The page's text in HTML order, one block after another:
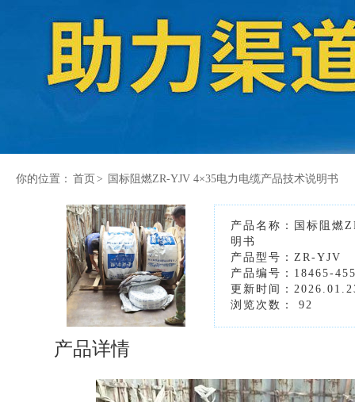
你的位置： 首页 > 国标阻燃ZR-YJV 4×35电力电缆产品技术说明书
产品名称：国标阻燃
明书
产品型号：ZR-YJV
产品编号：18465-
更新时间：
浏览次数： 92
产品详情